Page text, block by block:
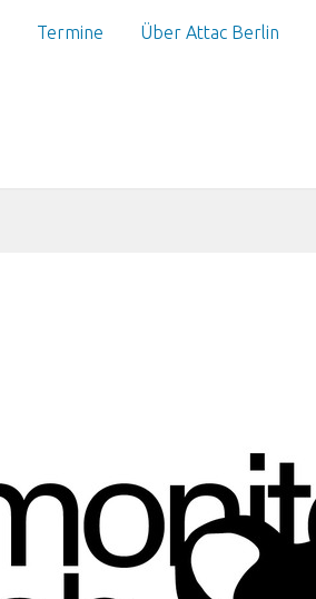
Termine Über Attac Berlin